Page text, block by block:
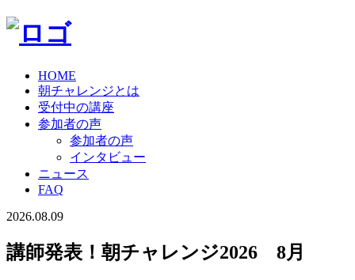
HOME
朝チャレンジとは
受付中の講座
参加者の声
参加者の声
インタビュー
ニュース
FAQ
2026.08.09
講師発表！朝チャレンジ2026 8月